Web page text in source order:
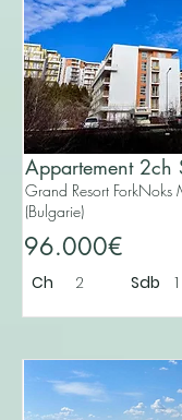
Appartement 2ch
Grand Resort ForkNoks
(Bulgarie)
96.000€
Ch 2 Sdb 1